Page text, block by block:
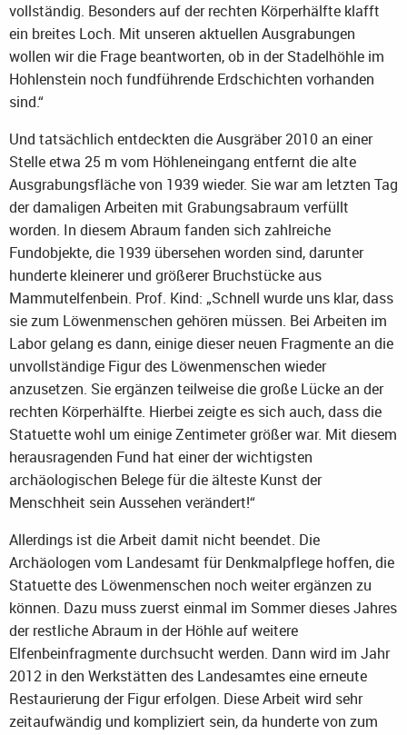
vollständig. Besonders auf der rechten Körperhälfte klafft
ein breites Loch. Mit unseren aktuellen Ausgrabungen
wollen wir die Frage beantworten, ob in der Stadelhöhle im
Hohlenstein noch fundführende Erdschichten vorhanden
sind.“
Und tatsächlich entdeckten die Ausgräber 2010 an einer
Stelle etwa 25 m vom Höhleneingang entfernt die alte
Ausgrabungsfläche von 1939 wieder. Sie war am letzten Tag
der damaligen Arbeiten mit Grabungsabraum verfüllt
worden. In diesem Abraum fanden sich zahlreiche
Fundobjekte, die 1939 übersehen worden sind, darunter
hunderte kleinerer und größerer Bruchstücke aus
Mammutelfenbein. Prof. Kind: „Schnell wurde uns klar, dass
sie zum Löwenmenschen gehören müssen. Bei Arbeiten im
Labor gelang es dann, einige dieser neuen Fragmente an die
unvollständige Figur des Löwenmenschen wieder
anzusetzen. Sie ergänzen teilweise die große Lücke an der
rechten Körperhälfte. Hierbei zeigte es sich auch, dass die
Statuette wohl um einige Zentimeter größer war. Mit diesem
herausragenden Fund hat einer der wichtigsten
archäologischen Belege für die älteste Kunst der
Menschheit sein Aussehen verändert!“
Allerdings ist die Arbeit damit nicht beendet. Die
Archäologen vom Landesamt für Denkmalpflege hoffen, die
Statuette des Löwenmenschen noch weiter ergänzen zu
können. Dazu muss zuerst einmal im Sommer dieses Jahres
der restliche Abraum in der Höhle auf weitere
Elfenbeinfragmente durchsucht werden. Dann wird im Jahr
2012 in den Werkstätten des Landesamtes eine erneute
Restaurierung der Figur erfolgen. Diese Arbeit wird sehr
zeitaufwändig und kompliziert sein, da hunderte von zum